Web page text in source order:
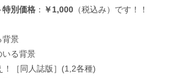
特別価格 ： ￥1,000 （税込み）です！！
背景
る背景
［同人誌版］(1,2各種)